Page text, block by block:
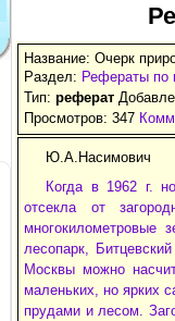
Название: Очерк
Раздел: Рефераты по
Тип: реферат
Просмотров: 347
Ю.А.Насимович
Когда в 1962 г.
отсекла от
многокилометровые
лесопарк,
Москвы можно
маленьких, но ярких
прудами и лесом.